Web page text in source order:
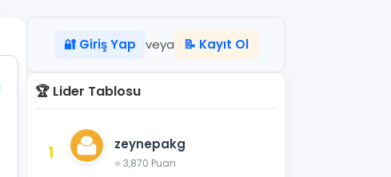
🔐 Giriş Yap veya 📝 Kayıt Ol
🏆 Lider Tablosu
1 zeynepakg
⭐ 3,870 Puan